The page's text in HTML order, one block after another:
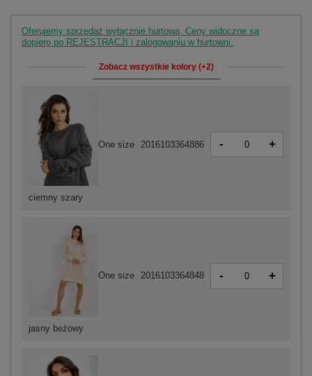
Oferujemy sprzedaż wyłącznie hurtową. Ceny widoczne są
dopiero po REJESTRACJI i zalogowaniu w hurtowni.
Zobacz wszystkie kolory (+2)
jasny beżowy
One size 2016103364848 - +
ciemny szary
One size 2016103364886 - +